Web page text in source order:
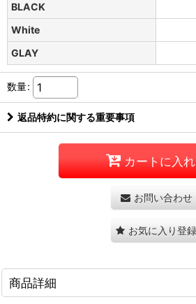
BLACK
White
GLAY
数量:
返品特約に関する重要事項
カートに入
お問い合わせ
お気に入り登録
商品詳細